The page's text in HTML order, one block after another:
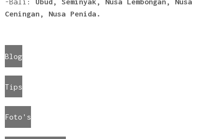
Ceningan, Nusa Penida.
Blog
Tips
Foto's